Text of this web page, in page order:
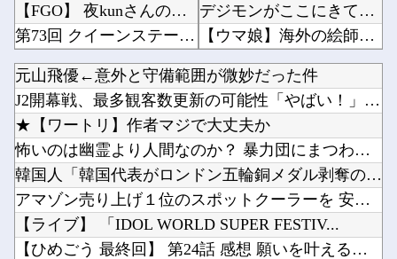
【FGO】 夜kunさんのモルガンイラスト！！ 蝶の羽好きです！
第73回 クイーンステークス(GⅢ).第25回 アイビスサマーダッシュ(GⅢ)
【艦これ】 なんだろう、なんか火力足りんのよな
やる夫「催眠アプリを手に入れたんだけど……これ必要だった？」 第29話
ブログ更新停止のお知らせ
Powered by livedoor 相互RSS
デジモンがここにきて過去最高益、2000年のアニメ放送当時を上回る他
【ウマ娘】海外の絵師が描いた味付けの濃いウマ娘からしか得られない栄養素はある他
文科省が女性専用の研究者支援制度を導入、それに対して子育て負担に苦しむ若手男性研究者は……...
【悲報】佐藤二朗さん主演の「踊る」スピンオフ作品、結局撮影中止が決定wwwwwwwwwww...
【お誕生日】逢田さん（34）の奇行・奇言で打線組んだ・・・他
【速報】日本赤十字社、韓国に超希少血液Jr(a-)を提供「韓国内では適合する血液を確保でき...
スタバで大量にいるMacBookいじってるやつって何やってんの？他
韓国人「我が国がクウェート戦で行った審判買収が本当に深刻である理由がこちら…」→「これはダ...
ワンピース原作者・尾田栄一郎「飛行能力が5種しか確認されてないのはペルが聞いた範囲なだけ」...
韓国メディア「幻となった女性天皇。日本皇族に韓半島の男の血が入る可能性がゼロに・・・」他
元山飛優←意外と守備範囲が微妙だった件
J2開幕戦、最多観客数更新の可能性「やばい！」 チケット6万...
★【ワートリ】作者マジで大丈夫か
怖いのは幽霊より人間なのか？ 暴力団にまつわる怖い話傑作7選
韓国人「韓国代表がロンドン五輪銅メダル剥奪の危機！海外メディ...
アマゾン売り上げ１位のスポットクーラーを 安く買った 今日設...
【ライブ】 「IDOL WORLD SUPER FESTIV...
【ひめごう 最終回】 第24話 感想 願いを叶える流星群【姫...